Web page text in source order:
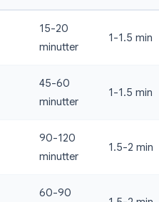
15-20
minutter
1-1.5 min
45-60
minutter
1-1.5 min
90-120
minutter
1.5-2 min
60-90